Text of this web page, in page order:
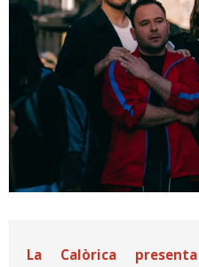
La Calòrica